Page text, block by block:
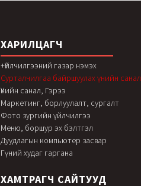
ХАРИЛЦАГЧ
+Үйлчилгээний газар нэмэх
Сурталчилгаа байршуулах үнийн санал
Үнийн санал, Гэрээ
Маркетинг, борлуулалт, сургалт
Фото зургийн үйлчилгээ
Меню, боршур эх бэлтгэл
Дуудлагын компьютер засвар
Гүний худаг гаргана
ХАМТРАГЧ САЙТУУД